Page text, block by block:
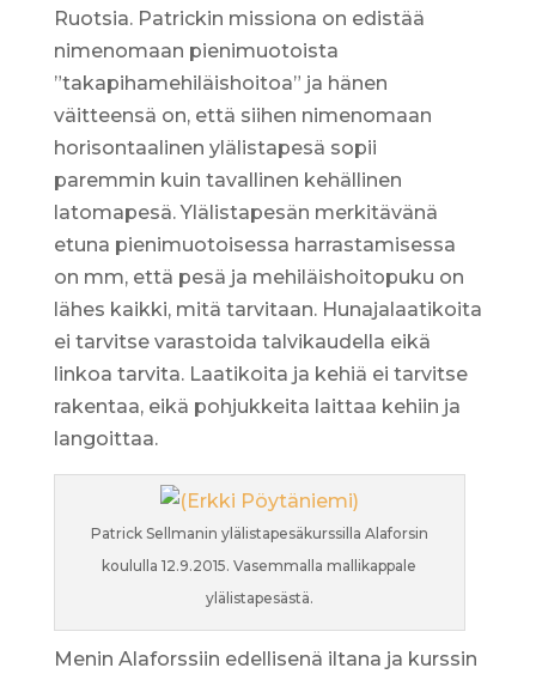
Ruotsia. Patrickin missiona on edistää
nimenomaan pienimuotoista
”takapihamehiläishoitoa” ja hänen
väitteensä on, että siihen nimenomaan
horisontaalinen ylälistapesä sopii
paremmin kuin tavallinen kehällinen
latomapesä. Ylälistapesän merkitävänä
etuna pienimuotoisessa harrastamisessa
on mm, että pesä ja mehiläishoitopuku on
lähes kaikki, mitä tarvitaan. Hunajalaatikoita
ei tarvitse varastoida talvikaudella eikä
linkoa tarvita. Laatikoita ja kehiä ei tarvitse
rakentaa, eikä pohjukkeita laittaa kehiin ja
langoittaa.
Patrick Sellmanin ylälistapesäkurssilla Alaforsin
koululla 12.9.2015. Vasemmalla mallikappale
ylälistapesästä.
Menin Alaforssiin edellisenä iltana ja kurssin